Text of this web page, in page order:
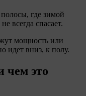
где зимой
всегда спасает.
мощность или
идет вниз, к полу.
чем это